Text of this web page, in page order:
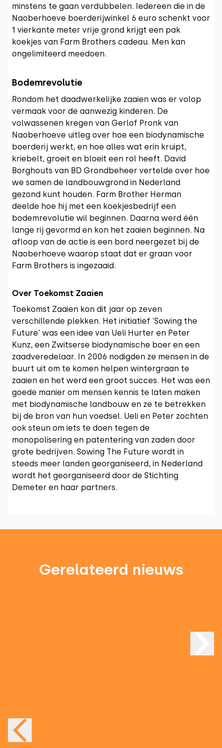
minstens te gaan verdubbelen. Iedereen die in de
Naoberhoeve boerderijwinkel 6 euro schenkt voor
1 vierkante meter vrije grond krijgt een pak
koekjes van Farm Brothers cadeau. Men kan
ongelimiteerd meedoen.
Bodemrevolutie
Rondom het daadwerkelijke zaaien was er volop
vermaak voor de aanwezig kinderen. De
volwassenen kregen van Gerlof Pronk van
Naoberhoeve uitleg over hoe een biodynamische
boerderij werkt, en hoe alles wat erin kruipt,
kriebelt, groeit en bloeit een rol heeft. David
Borghouts van BD Grondbeheer vertelde over hoe
we samen de landbouwgrond in Nederland
gezond kunt houden. Farm Brother Herman
deelde hoe hij met een koekjesbedrijf een
bodemrevolutie wil beginnen. Daarna werd één
lange rij gevormd en kon het zaaien beginnen. Na
afloop van de actie is een bord neergezet bij de
Naoberhoeve waarop staat dat er graan voor
Farm Brothers is ingezaaid.
Over Toekomst Zaaien
Toekomst Zaaien kon dit jaar op zeven
verschillende plekken. Het initiatief 'Sowing the
Future' was een idee van Ueli Hurter en Peter
Kunz, een Zwitserse biodynamische boer en een
zaadveredelaar. In 2006 nodigden ze mensen in de
buurt uit om te komen helpen wintergraan te
zaaien en het werd een groot succes. Het was een
goede manier om mensen kennis te laten maken
met biodynamische landbouw en ze te betrekken
bij de bron van hun voedsel. Ueli en Peter zochten
ook steun om iets te doen tegen de
monopolisering en patentering van zaden door
grote bedrijven. Sowing The Future wordt in
steeds meer landen georganiseerd, in Nederland
wordt het georganiseerd door de Stichting
Demeter en haar partners.
Gerelateerd nieuws